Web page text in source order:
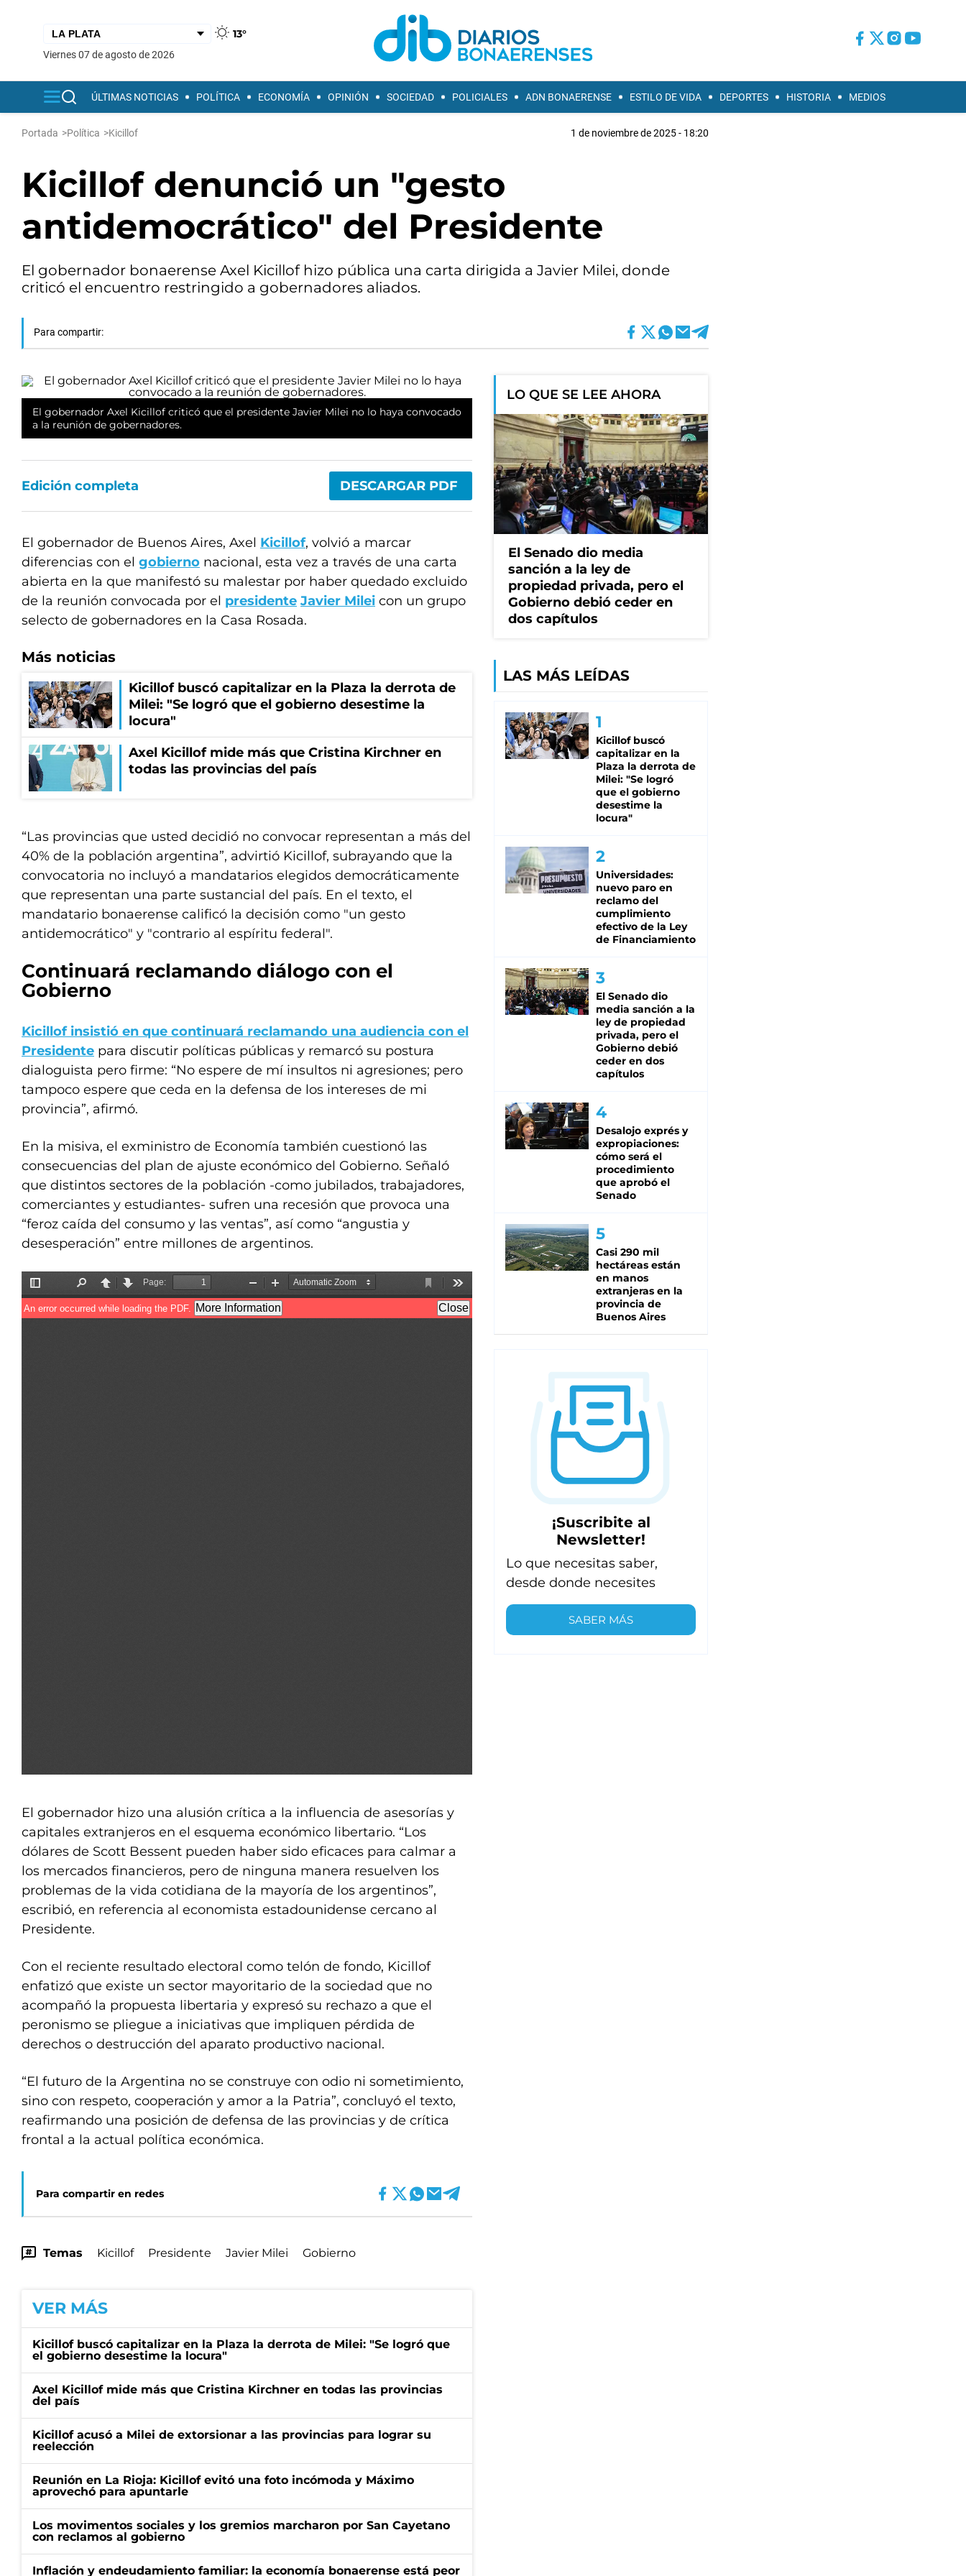
13°
viernes 07 de agosto de 2026
ÚLTIMAS NOTICIAS POLÍTICA ECONOMÍA OPINIÓN SOCIEDAD POLICIALES ADN BONAERENSE ESTILO DE VIDA DEPORTES HISTORIA MEDIOS
Portada >Política >Kicillof 1 de noviembre de 2025 - 18:20
Kicillof denunció un "gesto
antidemocrático" del Presidente
El gobernador bonaerense Axel Kicillof hizo pública una carta dirigida a Javier Milei, donde
criticó el encuentro restringido a gobernadores aliados.
Para compartir:
El gobernador Axel Kicillof criticó que el presidente Javier Milei no lo haya convocado
a la reunión de gobernadores.
Edición completa DESCARGAR PDF
El gobernador de Buenos Aires, Axel Kicillof, volvió a marcar
diferencias con el gobierno nacional, esta vez a través de una carta
abierta en la que manifestó su malestar por haber quedado excluido
de la reunión convocada por el presidente Javier Milei con un grupo
selecto de gobernadores en la Casa Rosada.
Más noticias
Kicillof buscó capitalizar en la Plaza la derrota de
Milei: "Se logró que el gobierno desestime la
locura"
Axel Kicillof mide más que Cristina Kirchner en
todas las provincias del país
“Las provincias que usted decidió no convocar representan a más del
40% de la población argentina”, advirtió Kicillof, subrayando que la
convocatoria no incluyó a mandatarios elegidos democráticamente
que representan una parte sustancial del país. En el texto, el
mandatario bonaerense calificó la decisión como "un gesto
antidemocrático" y "contrario al espíritu federal".
Continuará reclamando diálogo con el
Gobierno
Kicillof insistió en que continuará reclamando una audiencia con el
Presidente para discutir políticas públicas y remarcó su postura
dialoguista pero firme: “No espere de mí insultos ni agresiones; pero
tampoco espere que ceda en la defensa de los intereses de mi
provincia”, afirmó.
En la misiva, el exministro de Economía también cuestionó las
consecuencias del plan de ajuste económico del Gobierno. Señaló
que distintos sectores de la población -como jubilados, trabajadores,
comerciantes y estudiantes- sufren una recesión que provoca una
“feroz caída del consumo y las ventas”, así como “angustia y
desesperación” entre millones de argentinos.
El gobernador hizo una alusión crítica a la influencia de asesorías y
capitales extranjeros en el esquema económico libertario. “Los
dólares de Scott Bessent pueden haber sido eficaces para calmar a
los mercados financieros, pero de ninguna manera resuelven los
problemas de la vida cotidiana de la mayoría de los argentinos”,
escribió, en referencia al economista estadounidense cercano al
Presidente.
Con el reciente resultado electoral como telón de fondo, Kicillof
enfatizó que existe un sector mayoritario de la sociedad que no
acompañó la propuesta libertaria y expresó su rechazo a que el
peronismo se pliegue a iniciativas que impliquen pérdida de
derechos o destrucción del aparato productivo nacional.
“El futuro de la Argentina no se construye con odio ni sometimiento,
sino con respeto, cooperación y amor a la Patria”, concluyó el texto,
reafirmando una posición de defensa de las provincias y de crítica
frontal a la actual política económica.
Para compartir en redes
Temas Kicillof Presidente Javier Milei Gobierno
VER MÁS
Kicillof buscó capitalizar en la Plaza la derrota de Milei: "Se logró que
el gobierno desestime la locura"
Axel Kicillof mide más que Cristina Kirchner en todas las provincias
del país
Kicillof acusó a Milei de extorsionar a las provincias para lograr su
reelección
Reunión en La Rioja: Kicillof evitó una foto incómoda y Máximo
aprovechó para apuntarle
Los movimentos sociales y los gremios marcharon por San Cayetano
con reclamos al gobierno
Inflación y endeudamiento familiar: la economía bonaerense está peor
LO QUE SE LEE AHORA
El Senado dio media
sanción a la ley de
propiedad privada, pero el
Gobierno debió ceder en
dos capítulos
LAS MÁS LEÍDAS
Kicillof buscó
capitalizar en la
Plaza la derrota de
Milei: "Se logró
que el gobierno
desestime la
locura"
Universidades:
nuevo paro en
reclamo del
cumplimiento
efectivo de la Ley
de Financiamiento
El Senado dio
media sanción a la
ley de propiedad
privada, pero el
Gobierno debió
ceder en dos
capítulos
Desalojo exprés y
expropiaciones:
cómo será el
procedimiento
que aprobó el
Senado
Casi 290 mil
hectáreas están
en manos
extranjeras en la
provincia de
Buenos Aires
¡Suscribite al
Newsletter!
Lo que necesitas saber,
desde donde necesites
SABER MÁS